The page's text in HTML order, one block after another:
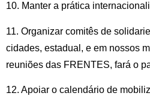
10. Manter a prática
11. Organizar comitês de
cidades, estadual, e em nossos
reuniões das FRENTES, fará o
12. Apoiar o calendário de